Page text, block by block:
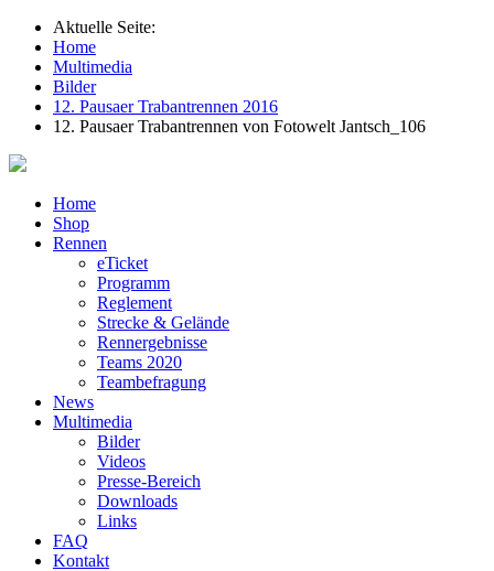
Aktuelle Seite:
Home
Multimedia
Bilder
12. Pausaer Trabantrennen 2016
12. Pausaer Trabantrennen von Fotowelt Jantsch_106
Home
Shop
Rennen
eTicket
Programm
Reglement
Strecke & Gelände
Rennergebnisse
Teams 2020
Teambefragung
News
Multimedia
Bilder
Videos
Presse-Bereich
Downloads
Links
FAQ
Kontakt